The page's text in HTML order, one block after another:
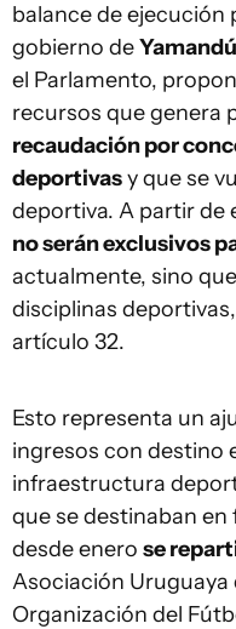
balance de ejecución
gobierno de
el Parlamento,
recursos que genera
recaudación por
deportivasy que se
deportiva. A partir de
no serán exclusivos
actualmente, sino
disciplinas
artículo 32.
Esto representa un
ingresos con destino
infraestructura
que se destinaban
desde enero se
Asociación Uruguaya
Organización del